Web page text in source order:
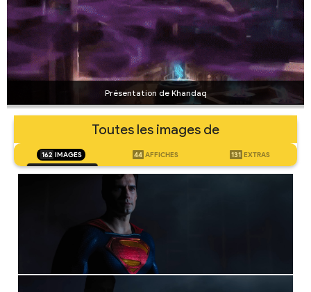
Présentation de Khandaq
Toutes les images de
162 IMAGES 44 AFFICHES 131 EXTRAS